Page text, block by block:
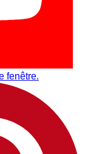
fenêtre.